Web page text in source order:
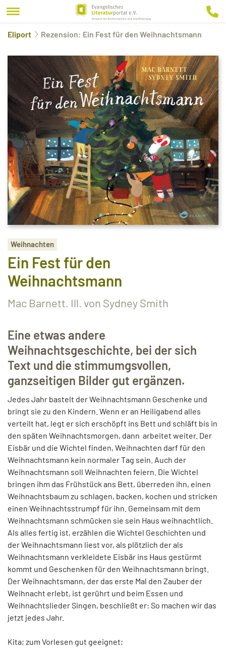
Eliport Rezension: Ein Fest für den Weihnachtsmann
Weihnachten
Ein Fest für den
Weihnachtsmann
Mac Barnett. Ill. von Sydney Smith
Eine etwas andere
Weihnachtsgeschichte, bei der sich
Text und die stimmumgsvollen,
ganzseitigen Bilder gut ergänzen.
Jedes Jahr bastelt der Weihnachtsmann Geschenke und
bringt sie zu den Kindern. Wenn er an Heiligabend alles
verteilt hat, legt er sich erschöpft ins Bett und schläft bis in
den späten Weihnachtsmorgen, dann arbeitet weiter. Der
Eisbär und die Wichtel finden, Weihnachten darf für den
Weihnachtsmann kein normaler Tag sein. Auch der
Weihnachtsmann soll Weihnachten feiern. Die Wichtel
bringen ihm das Frühstück ans Bett, überreden ihn, einen
Weihnachtsbaum zu schlagen, backen, kochen und stricken
einen Weihnachtsstrumpf für ihn. Gemeinsam mit dem
Weihnachtsmann schmücken sie sein Haus weihnachtlich.
Als alles fertig ist, erzählen die Wichtel Geschichten und
der Weihnachtsmann liest vor, als plötzlich der als
Weihnachtsmann verkleidete Eisbär ins Haus gestürmt
kommt und Geschenken für den Weihnachtsmann bringt.
Der Weihnachtsmann, der das erste Mal den Zauber der
Weihnacht erlebt, ist gerührt und beim Essen und
Weihnachtslieder Singen, beschließt er: So machen wir das
jetzt jedes Jahr.
Kita; zum Vorlesen gut geeignet;